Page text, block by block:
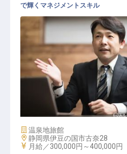
旅館マネージャー候補
で輝くマネジメントスキル
施設業態
温泉地旅館
勤務地
静岡県伊豆の国市古奈28
給与
月給／300,000円～400,000円